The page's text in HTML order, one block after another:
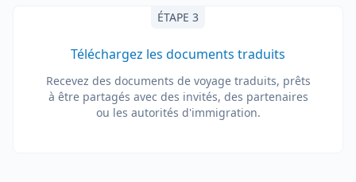
ÉTAPE 3
Téléchargez les documents traduits
Recevez des documents de voyage traduits, prêts
à être partagés avec des invités, des partenaires
ou les autorités d'immigration.